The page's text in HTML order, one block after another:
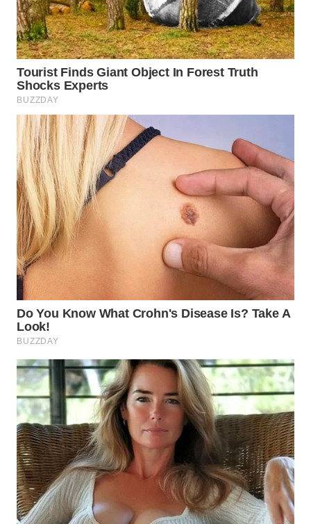
DEPOK
WN
TAPANULI
UTARA
SAMOSIR
WN
PADANG
LAWAS
WN
SUMEDANG
WN
KEPULAUAN
SERIBU
WN
TANGERANG
WN
BINJAI
WN
CIREBON